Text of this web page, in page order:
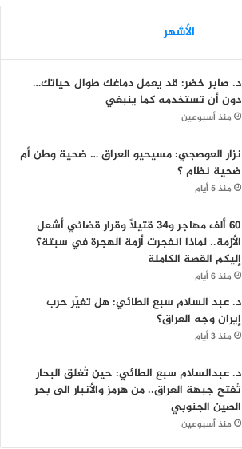
الأشهر
د. صابر خضر: قد يعمل دماغك طوال حياتك…
دون أن تستخدمه كما ينبغي
منذ أسبوعين
نزار العوصجي: مسيحيو العراق … ضحية وطن أم
ضحية نظام ؟
منذ 5 أيام
60 ألف مهاجر و34 قتيلاً وقرار قضائي أشعل
الأزمة.. لماذا انفجرت أزمة الهجرة في سبتة؟
إليكم القصة الكاملة
منذ 6 أيام
د. عبد السلام سبع الطائي: هل تغيّر حرب
إيران وجه العراق؟
منذ 3 أيام
د. عبدالسلام سبع الطائي: حين تُغلق البحار
تُفتح جبهة العراق.. من هرمز والأنبار الى بحر
الصين الجنوبي
منذ أسبوعين